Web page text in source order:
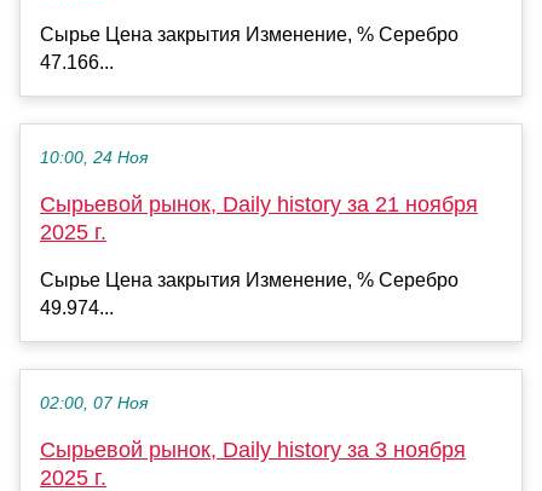
Сырье Цена закрытия Изменение, % Серебро
47.166...
10:00, 24 Ноя
Сырьевой рынок, Daily history за 21 ноября
2025 г.
Сырье Цена закрытия Изменение, % Серебро
49.974...
02:00, 07 Ноя
Сырьевой рынок, Daily history за 3 ноября
2025 г.